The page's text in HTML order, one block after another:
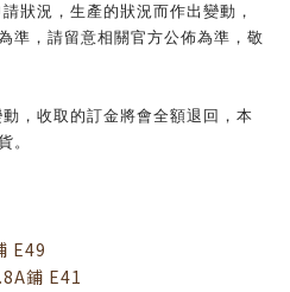
狀況，生產的狀況而作出變動，
準，請留意相關官方公佈為準，敬
，收取的訂金將會全額退回，本
。
E49
鋪 E41